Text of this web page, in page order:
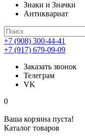
Знаки и Значки
Антиквариат
+7 (908) 300-44-41
+7 (917) 679-09-09
Заказать звонок
Телеграм
VK
0
Ваша корзина пуста!
Каталог товаров